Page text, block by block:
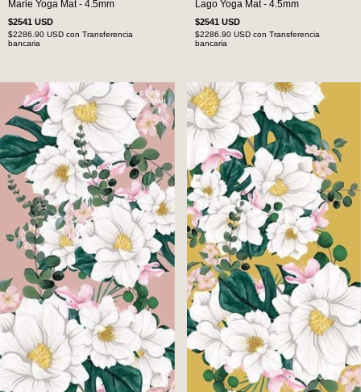
Marie Yoga Mat - 4.5mm
$2541 USD
$2286.90 USD con Transferencia
bancaria
Lago Yoga Mat - 4.5mm
$2541 USD
$2286.90 USD con Transferencia
bancaria